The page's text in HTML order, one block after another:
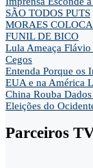
SÃO TODOS PUTS
MORAES
FUNIL DE BICO
Lula Ameaça Flávio
Cegos
Entenda Porque os
EUA e na América
China Rouba
Eleições do
Parceiros